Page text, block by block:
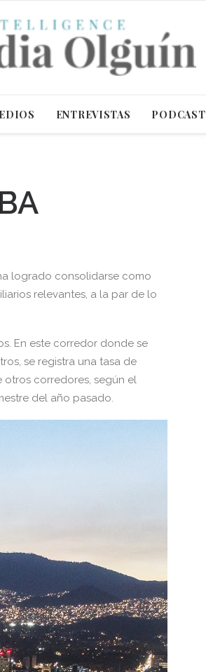
ENTREVISTAS PODCAST
logrado consolidarse como
relevantes, a la par de lo
En este corredor donde se
se registra una tasa de
otros corredores, según el
del año pasado.